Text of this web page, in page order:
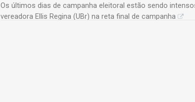
Os últimos dias de campanha eleitoral estão sendo
vereadora Ellis Regina (UBr) na reta final de campanha